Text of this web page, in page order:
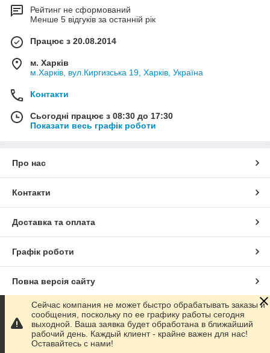
Рейтинг не сформований
Менше 5 відгуків за останній рік
Працює з 20.08.2014
м. Харків
м.Харків, вул.Киргизська 19, Харків, Україна
Контакти
Сьогодні працює з 08:30 до 17:30
Показати весь графік роботи
Про нас
Контакти
Доставка та оплата
Графік роботи
Повна версія сайту
Сайт створено на маркетплейсіProm.ua
Політика конфіденційності
Сейчас компания не может быстро обрабатывать заказы и
сообщения, поскольку по ее графику работы сегодня
выходной. Ваша заявка будет обработана в ближайший
рабочий день. Каждый клиент - крайне важен для нас!
Оставайтесь с нами!